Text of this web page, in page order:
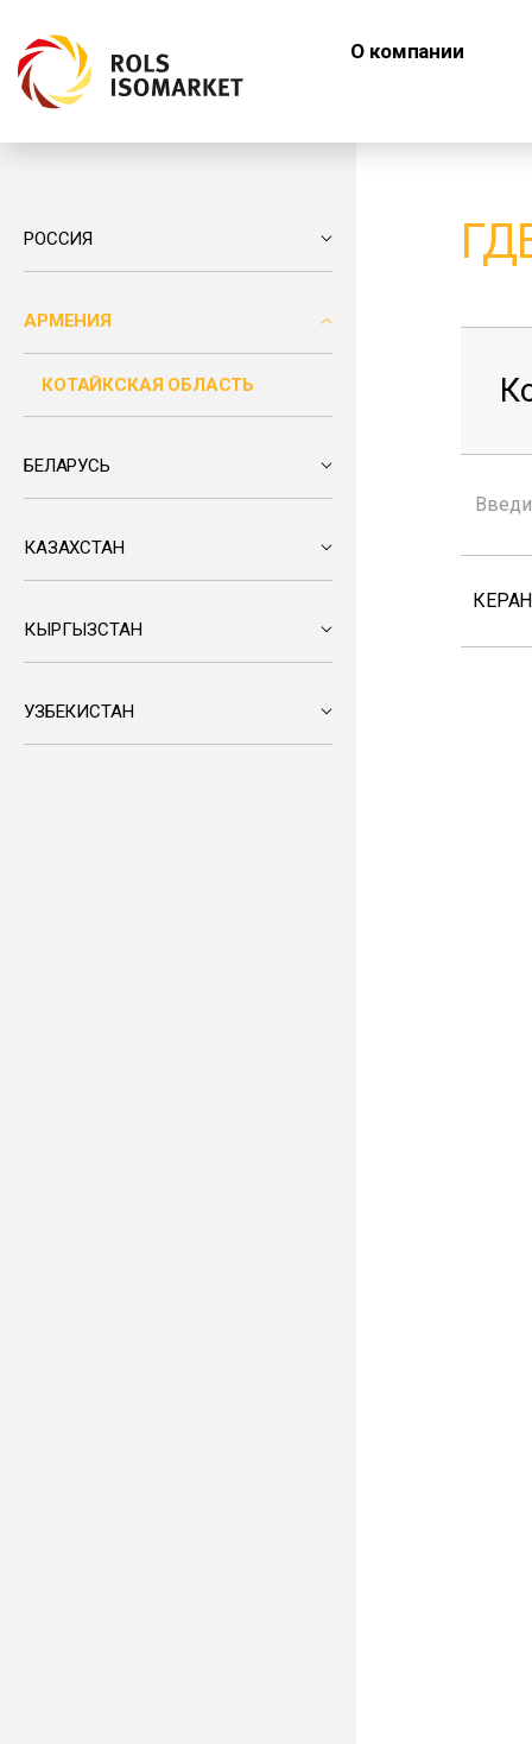
О компании
РОССИЯ
АРМЕНИЯ
КОТАЙКСКАЯ ОБЛАСТЬ
БЕЛАРУСЬ
КАЗАХСТАН
КЫРГЫЗСТАН
УЗБЕКИСТАН
КЕРАН